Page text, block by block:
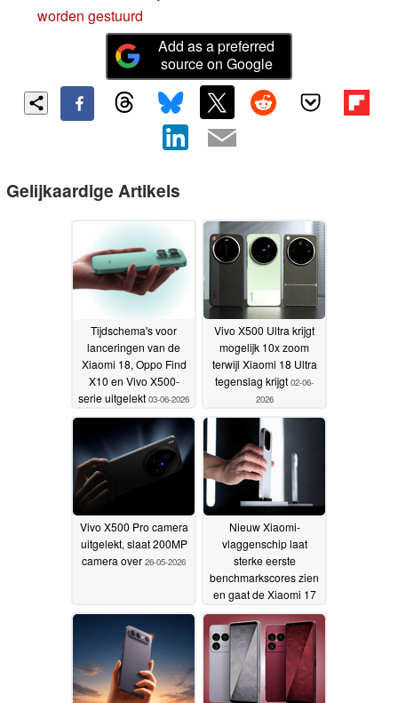
worden gestuurd
Add as a preferred
source on Google
Gelijkaardige Artikels
Tijdschema's voor
lanceringen van de
Xiaomi 18, Oppo Find
X10 en Vivo X500-
serie uitgelekt 03-06-2026
Vivo X500 Ultra krijgt
mogelijk 10x zoom
terwijl Xiaomi 18 Ultra
tegenslag krijgt 02-06-
2026
Vivo X500 Pro camera
uitgelekt, slaat 200MP
camera over 26-05-2026
Nieuw Xiaomi-
vlaggenschip laat
sterke eerste
benchmarkscores zien
en gaat de Xiaomi 17
Ultra voorbij20-05-2026